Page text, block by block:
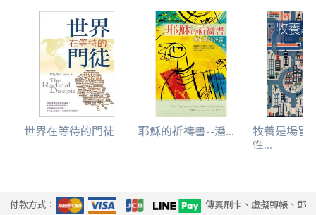
世界在等待的門徒 耶穌的祈禱書--潘... 牧養是場冒
性...
付款方式：
傳真刷卡、虛擬轉帳、郵